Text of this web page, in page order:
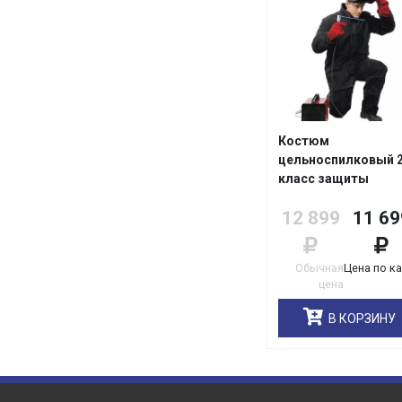
Костюм
цельноспилковый
класс защиты
12 899
Обычная
цена
11
Цена по
В КОРЗИНУ